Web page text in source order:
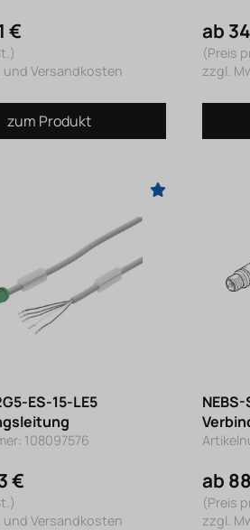
€
und Versandkosten
zum Produkt
ab
(Preis
zzgl.
ES-15-LE5
108097576
€
und Versandkosten
ab
(Preis
zzgl.